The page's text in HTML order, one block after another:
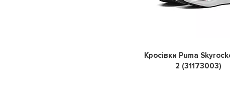
Кросівки Puma
2 (31173003)